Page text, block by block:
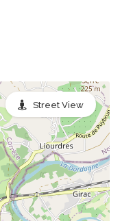
Street View